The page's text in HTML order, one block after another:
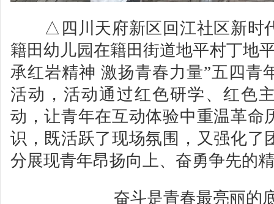
△四川天府新区回江社区新时
籍田幼儿园在籍田街道地平村丁地
承红岩精神 激扬青春力量”五四青
活动，活动通过红色研学、红色
动，让青年在互动体验中重温革命
识，既活跃了现场氛围，又强化了
分展现青年昂扬向上、奋勇争先的
奋斗是青春最亮丽的